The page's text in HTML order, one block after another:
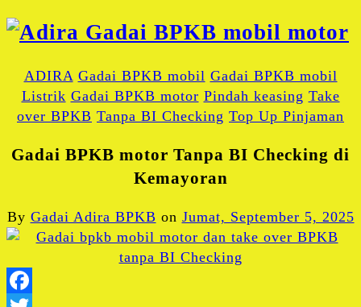
ADIRA Gadai BPKB mobil Gadai BPKB mobil
Listrik Gadai BPKB motor Pindah keasing Take
over BPKB Tanpa BI Checking Top Up Pinjaman
Gadai BPKB motor Tanpa BI Checking di
Kemayoran
By Gadai Adira BPKB on Jumat, September 5, 2025